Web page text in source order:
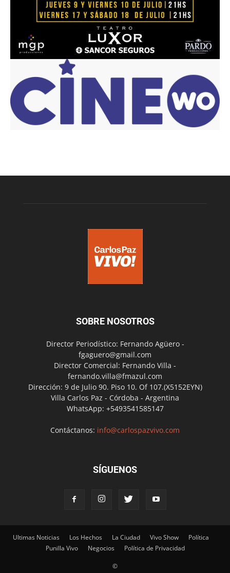
SOBRE NOSOTROS
Director Periodístico: Fernando Agüero -
fgaguero@gmail.com
Director Comercial: Fernando Villa -
fernando.villa@fmazul.com
Dirección: 9 de Julio 90. Piso 10. Of 107.(X5152EYN)
Villa Carlos Paz - Córdoba - Argentina
WhatsApp: +5493541585147
Contáctanos: info@carlospazvivo.com
SÍGUENOS
Ultimas Noticias Los Hechos La Ciudad Vivo Show
Política
Punilla Vivo
Negocios Política de Privacidad
©